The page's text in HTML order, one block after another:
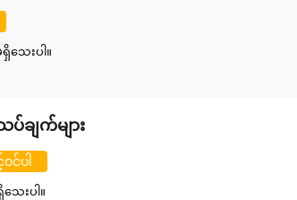
သေးပါ။
ချက်များ
င်ပါ
ေးပါ။